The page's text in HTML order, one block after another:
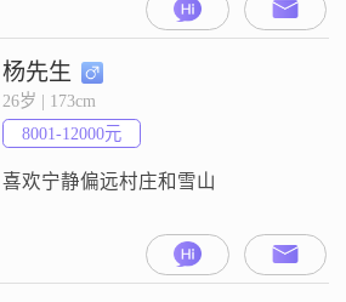
入在50000元以上##3002##我的性格
特征里包含成熟稳重这一项
##3002##平时的个人特征里还有登
山徒步##3002##对于感情，我比较
看重双向奔赴##3002##我在这里真
诚地介绍自己，希望能让对方对我
杨先生
26岁 | 173cm
8001-12000元
喜欢宁静偏远村庄和雪山